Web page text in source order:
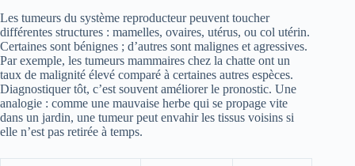
Les tumeurs du système reproducteur peuvent toucher
différentes structures : mamelles, ovaires, utérus, ou col utérin.
Certaines sont bénignes ; d’autres sont malignes et agressives.
Par exemple, les tumeurs mammaires chez la chatte ont un
taux de malignité élevé comparé à certaines autres espèces.
Diagnostiquer tôt, c’est souvent améliorer le pronostic. Une
analogie : comme une mauvaise herbe qui se propage vite
dans un jardin, une tumeur peut envahir les tissus voisins si
elle n’est pas retirée à temps.